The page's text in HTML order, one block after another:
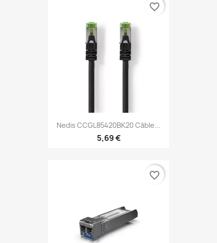
Nedis CCGL85420BK20 Câble...
5,69 €
favorite_border
favorite_border